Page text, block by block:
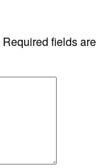
Required fields are